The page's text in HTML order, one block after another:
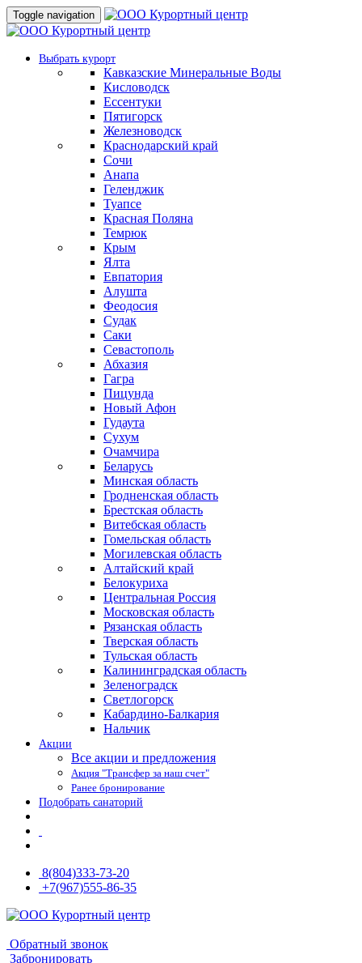
Toggle navigation
Выбрать курорт
Кавказские Минеральные Воды
Кисловодск
Ессентуки
Пятигорск
Железноводск
Краснодарский край
Сочи
Анапа
Геленджик
Туапсе
Красная Поляна
Темрюк
Крым
Ялта
Евпатория
Алушта
Феодосия
Судак
Саки
Севастополь
Абхазия
Гагра
Пицунда
Новый Афон
Гудаута
Сухум
Очамчира
Беларусь
Минская область
Гродненская область
Брестская область
Витебская область
Гомельская область
Могилевская область
Алтайский край
Белокуриха
Центральная Россия
Московская область
Рязанская область
Тверская область
Тульская область
Калининградская область
Зеленоградск
Светлогорск
Кабардино-Балкария
Нальчик
Акции
Все акции и предложения
Акция "Трансфер за наш счет"
Ранее бронирование
Подобрать санаторий
8(804)333-73-20
+7(967)555-86-35
Обратный звонок
Забронировать